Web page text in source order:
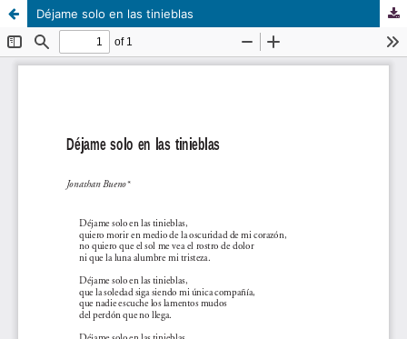
Déjame solo en las tinieblas